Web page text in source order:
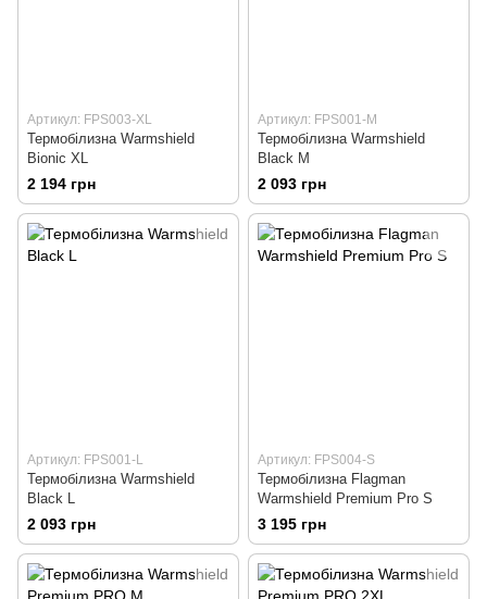
Артикул: FPS003-XL
Термобiлизна Warmshield
Bionic XL
2 194 грн
Артикул: FPS001-M
Термобiлизна Warmshield
Black M
2 093 грн
Артикул: FPS001-L
Термобiлизна Warmshield
Black L
2 093 грн
Артикул: FPS004-S
Термобілизна Flagman
Warmshield Premium Pro S
3 195 грн